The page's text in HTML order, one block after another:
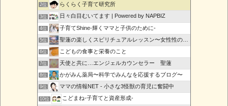
2位 らくらく子育て研究所
3位 日々白目むいてます | Powered by NAPBIZ
4位 子育てShine-輝くママと子供のために-
5位 聖蓮の楽しくスピリチュアルレッスン〜女性性の目覚め〜
6位 こどもの食事と栄養のこと
7位 天使と共に…エンジェルカウンセラー 聖蓮
8位 かがみん薬局〜科学でみんなを応援するブログ〜
9位 ママの情報NET - 小さな3怪獣の育児に奮闘中
10位 こどまね-子育てと資産形成-